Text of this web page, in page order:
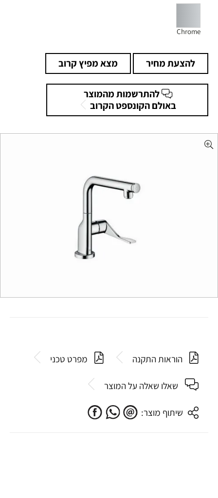
Chrome
להצעת מחיר מצא מפיץ קרוב
להתרשמות מהמוצר
באולם הקונספט הקרוב
הוראות התקנה מפרט טכני
שאלו שאלה על המוצר
שיתוף מוצר: